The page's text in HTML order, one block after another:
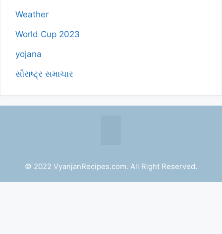
Weather
World Cup 2023
yojana
સૌરાષ્ટ્ર સમાચાર
© 2022 VyanjanRecipes.com. All Right Reserved.